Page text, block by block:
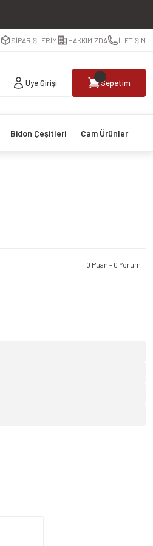
SİPARİŞLERİM HAKKIMIZDA İLETİŞİM
Üye Girişi Sepetim
Bidon Çeşitleri Cam Ürünler
0 Puan - 0 Yorum